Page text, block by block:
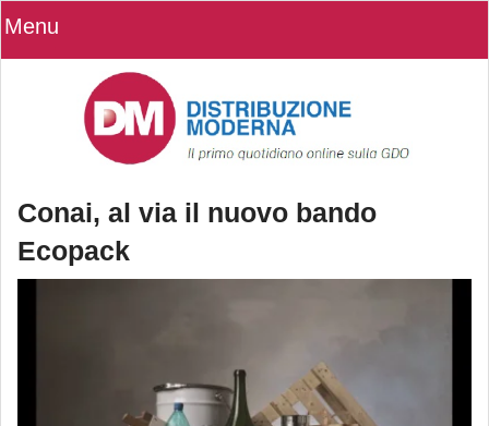
Menu
Conai, al via il nuovo bando
Ecopack